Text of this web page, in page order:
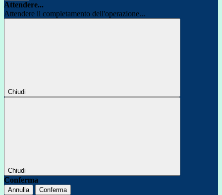
Attendere...
Attendere il completamento dell'operazione...
Chiudi
Chiudi
Conferma
Annulla Conferma